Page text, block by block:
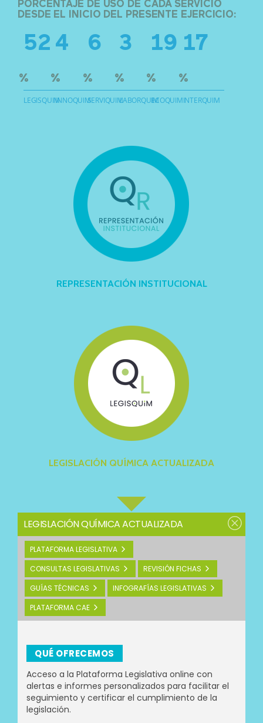
PORCENTAJE DE USO DE CADA SERVICIO
DESDE EL INICIO DEL PRESENTE EJERCICIO:
52
%
LEGISQUIM
4
%
INNOQUIM
6
%
SERVIQUIM
3
%
LABORQUIM
19
%
ECOQUIM
17
%
INTERQUIM
REPRESENTACIÓN INSTITUCIONAL
LEGISLACIÓN QUÍMICA ACTUALIZADA
LEGISLACIÓN QUÍMICA ACTUALIZADA
PLATAFORMA LEGISLATIVA
CONSULTAS LEGISLATIVAS
REVISIÓN FICHAS
GUÍAS TÉCNICAS
INFOGRAFÍAS LEGISLATIVAS
PLATAFORMA CAE
QUÉ OFRECEMOS
Acceso a la Plataforma Legislativa online con
alertas e informes personalizados para facilitar el
seguimiento y certificar el cumplimiento de la
legislación.